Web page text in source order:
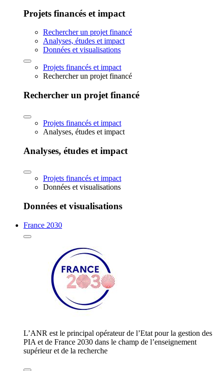
Projets financés et impact
Rechercher un projet financé
Analyses, études et impact
Données et visualisations
Projets financés et impact
Rechercher un projet financé
Rechercher un projet financé
Projets financés et impact
Analyses, études et impact
Analyses, études et impact
Projets financés et impact
Données et visualisations
Données et visualisations
France 2030
L’ANR est le principal opérateur de l’Etat pour la gestion des
PIA et de France 2030 dans le champ de l’enseignement
supérieur et de la recherche